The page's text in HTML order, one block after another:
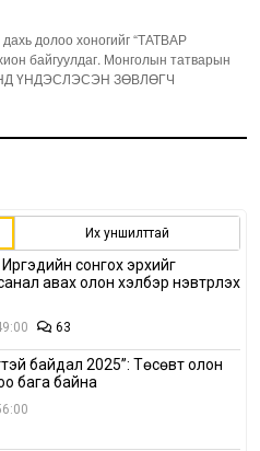
долоо хоногийг “ТАТВАР
байгуулдаг. Монголын татварын
ҮНДЭСЛЭСЭН ЗӨВЛӨГЧ
Их уншилттай
сонгох эрхийг
авах олон хэлбэр нэвтрүүлэх
63
байдал 2025”: Төсөвт олон
бага байна